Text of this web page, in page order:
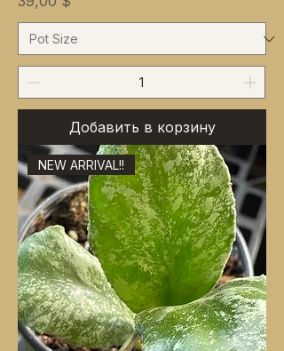
Добавить в корзину
NEW ARRIVAL!!